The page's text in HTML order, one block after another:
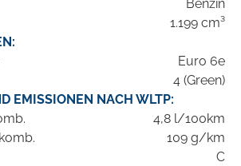
Benzin
1.199 cm³
Euro 6e
4 (Green)
EMISSIONEN NACH WLTP:
4,8 l/100km
109 g/km
C